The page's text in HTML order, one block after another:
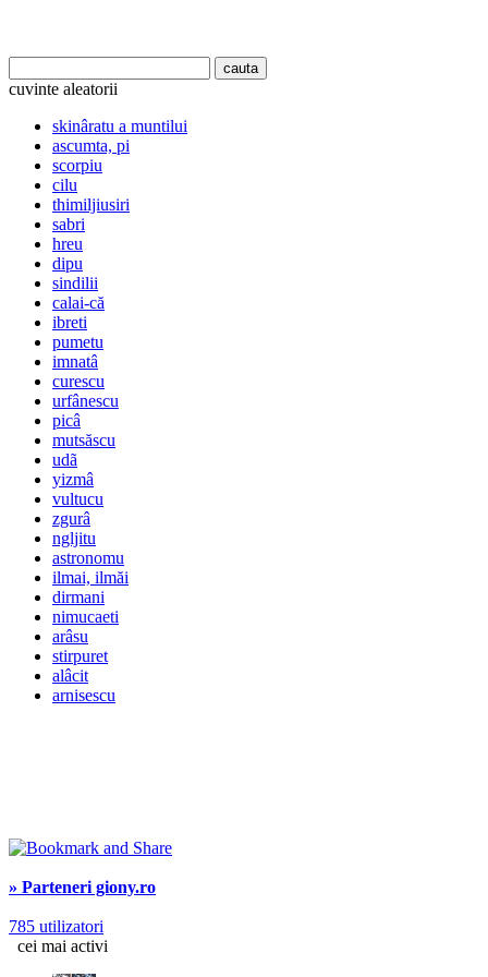
cuvinte aleatorii
skinâratu a muntilui
ascumta, pi
scorpiu
cilu
thimiljiusiri
sabri
hreu
dipu
sindilii
calai-că
ibreti
pumetu
imnatâ
curescu
urfânescu
picâ
mutsăscu
udã
yizmâ
vultucu
zgurâ
ngljitu
astronomu
ilmai, ilmăi
dirmani
nimucaeti
arâsu
stirpuret
alâcit
arnisescu
» Parteneri giony.ro
785 utilizatori
cei mai activi